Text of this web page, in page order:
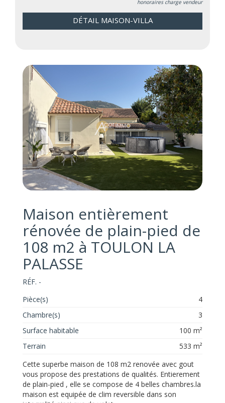
honoraires charge vendeur
DÉTAIL MAISON-VILLA
Maison entièrement
rénovée de plain-pied de
108 m2 à TOULON LA
PALASSE
RÉF. -
Pièce(s)
4
Chambre(s)
3
Surface habitable
100 m²
Terrain
533 m²
Cette superbe maison de 108 m2 renovée avec gout
vous propose des prestations de qualités. Entierement
de plain-pied , elle se compose de 4 belles chambres.la
maison est equipée de clim reversible dans son